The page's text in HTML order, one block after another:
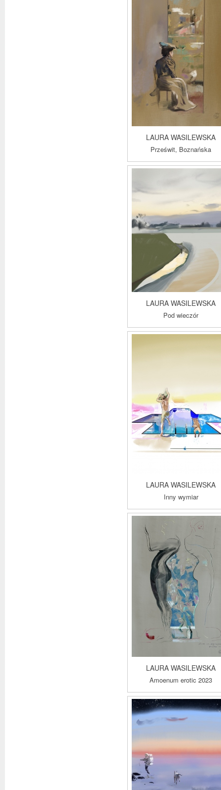
LAURA WASILEWSKA
Prześwit, Boznańska
LAURA WASILEWSKA
Pod wieczór
LAURA WASILEWSKA
Inny wymiar
LAURA WASILEWSKA
Amoenum erotic 2023